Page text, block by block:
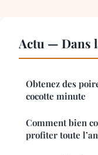
Actu — Dans
Obtenez des
cocotte minute
Comment bien
profiter toute